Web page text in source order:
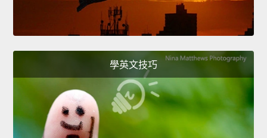
學英文技巧